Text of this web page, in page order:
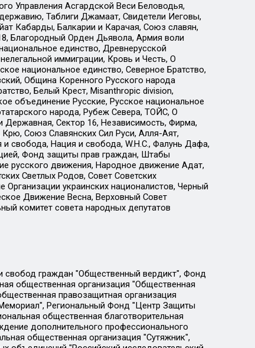
Управления Асгардской Веси Беловодья,
Таблиги Джамаат, Свидетели Иеговы,
Кабарды, Балкарии и Карачая, Союз славян,
Благородный Орден Дьявола, Армия воли
единство, Древнерусской
иммиграции, Кровь и Честь, О
национальное единство, Северное Братство,
Община Коренного Русского народа
Белый Крест, Misanthropic division,
объединение Русские, Русское национальное
народа, Рубеж Севера, ТОЙС, О
Сектор 16, Независимость, Фирма,
Союз Славянских Сил Руси, Алля-Аят,
и свобода, Нация и свобода, W.H.С., Фалунь Дафа,
Фонд защиты прав граждан, Штабы
русского движения, Народное движение Адат,
Светлых Родов, Совет Советских
украинских националистов, Черный
Движение Весна, Верховный Совет
комитет совета народных депутатов
Михайлович, Владыкина Елена Сергеевна, Гельман Марат Александрович, Никульшина Вероника Юрьевна, Толоконникова Надежда Андреевна, Шендерович Виктор Анатольевич, Общество с ограниченной ответственностью "Данное сообщение", Общество с ограниченной ответственностью Издательский дом "Новая глава", Айнбиндер Александра Александровна, Московский комьюнити-центр для ЛГБТ+инициатив, Благотворительный фонд развития филантропии, Deutsche Welle (Германия, Kurt-Schumacher-Strasse 3, 53113 Bonn), Борзунова Мария Михайловна, Воробьев Виктор Викторович, Голубева Анна Львовна, Константинова Алла Михайловна, Малкова Ирина Владимировна, Мурадов Мурад Абдулгалимович, Осетинская Елизавета Николаевна, Понасенков Евгений Николаевич, Ганапольский Матвей Юрьевич, Киселев Евгений Алексеевич, Борухович Ирина Григорьевна, Дремин Иван Тимофеевич, Дубровский Дмитрий Викторович, Красноярская региональная общественная организация поддержки и развития альтернативных образовательных технологий и межкультурных коммуникаций "ИНТЕРРА", Маяковская Екатерина Алексеевна, Фейгин Марк Захарович, Филимонов Андрей Викторович, Дзугкоева Регина Николаевна, Доброхотов Роман Александрович, Дудь Юрий Александрович, Елкин Сергей Владимирович, Кругликов Кирилл Игоревич, Сабунаева Мария Леонидовна, Семенов Алексей Владимирович, Шаинян Карен Багратович, Шульман Екатерина Михайловна, Асафьев Артур Валерьевич, Вахштайн Виктор Семенович, Венедиктов Алексей Алексеевич, Лушникова Екатерина Евгеньевна, Волков Леонид Михайлович, Невзоров Александр Глебович, Пархоменко Сергей Борисович, Сироткин Ярослав Николаевич, Кара-Мурза Владимир Владимирович, Баранова Наталья Владимировна, Гозман Леонид Яковлевич, Кагарлицкий Борис Юльевич, Климарев Михаил Валерьевич, Милов Владимир Станиславович, Автономная некоммерческая организация Краснодарский центр современного искусства "Типография", Моргенштерн Алишер Тагирович, Соболь Любовь Эдуардовна, Общество с ограниченной ответственностью "ЛИЗА НОРМ", Каспаров Гарри Кимович, Ходорковский Михаил Борисович, Общество с ограниченной ответственностью "Апрельские тезисы", Данилович Ирина Брониславовна, Кашин Олег Владимирович, Петров Николай Владимирович, Пивоваров Алексей Владимирович, Соколов Михаил Владимирович, Цветкова Юлия Владимировна, Чичваркин Евгений Александрович, Комитет против пыток/Команда против пыток, Общество с ограниченной ответственностью "Первый научный", Общество с ограниченной ответственностью "Вертолет и ко", Белоцерковская Вероника Борисовна, Кац Максим Евгеньевич, Лазарева Татьяна Юрьевна, Шаведдинов Руслан Табризович, Яшин Илья Валерьевич, Общество с ограниченной ответственностью "Иноагент ААВ", Алешковский Дмитрий Петрович, Альбац Евгения Марковна, Быков Дмитрий Львович, Галямина Юлия Евгеньевна, Лойко Сергей Леонидович, Мартынов Кирилл Константинович, Медведев Сергей Александрович, Крашенинников Федор Геннадиевич, Гордеева Катерина Вл